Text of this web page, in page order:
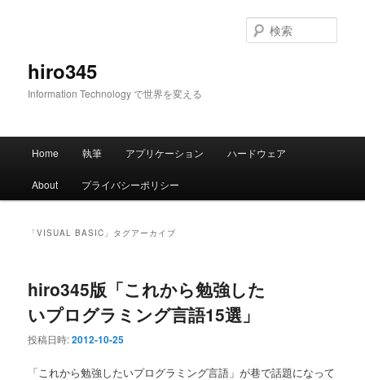
hiro345
Information Technology で世界を変える
索
メ
Home 執筆 アプリケーション ハードウェア
About プライバシーポリシー
「VISUAL BASIC 」タグアーカイブ
hiro345版「これから勉強した
いプログラミング言語15選」
投稿日時:2012-10-25
「これから勉強したいプログラミング言語」が巷で話題になって